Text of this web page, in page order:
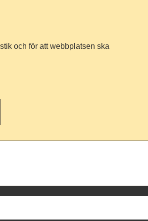
och för att webbplatsen ska